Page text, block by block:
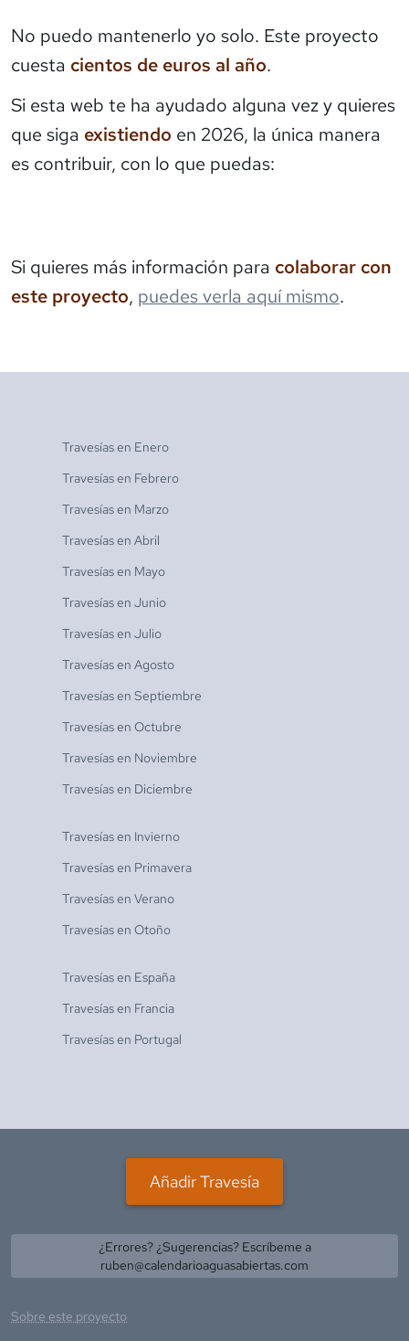
No puedo mantenerlo yo solo. Este proyecto
cuesta cientos de euros al año.
Si esta web te ha ayudado alguna vez y quieres
que siga existiendo en 2026, la única manera
es contribuir, con lo que puedas:
Si quieres más información para colaborar con
este proyecto, puedes verla aquí mismo.
Travesías en Enero
Travesías en Febrero
Travesías en Marzo
Travesías en Abril
Travesías en Mayo
Travesías en Junio
Travesías en Julio
Travesías en Agosto
Travesías en Septiembre
Travesías en Octubre
Travesías en Noviembre
Travesías en Diciembre
Travesías en Invierno
Travesías en Primavera
Travesías en Verano
Travesías en Otoño
Travesías en España
Travesías en Francia
Travesías en Portugal
Añadir Travesía
¿Errores? ¿Sugerencias? Escríbeme a
ruben@calendarioaguasabiertas.com
Sobre este proyecto